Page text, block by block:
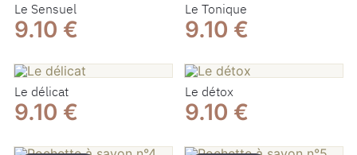
Le Sensuel
9.10 €
Le Tonique
9.10 €
Le délicat
9.10 €
Le détox
9.10 €